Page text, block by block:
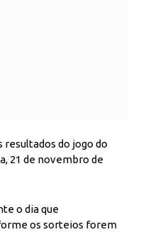
resultados do jogo do
21 de novembro de
o dia que
os sorteios forem